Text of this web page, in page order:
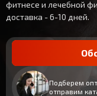
фитнесе и лечебной
доставка - 6-10 дней.
Подберем
отправим